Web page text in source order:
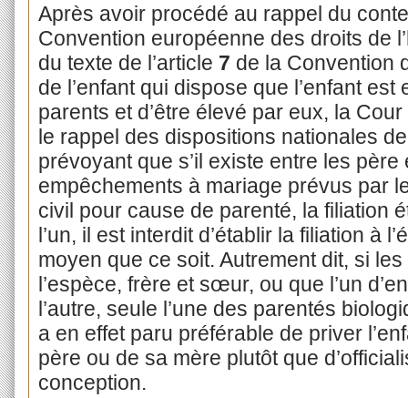
Après avoir procédé au rappel du
Convention européenne des droits de
du texte de l’article 7 de la Convention
de l’enfant qui dispose que l’enfant
parents et d’être élevé par eux, la
le rappel des dispositions nationales
prévoyant que s’il existe entre les père
empêchements à mariage prévus par
civil pour cause de parenté, la filiation
l’un, il est interdit d’établir la filiation à
moyen que ce soit. Autrement dit, si
l’espèce, frère et sœur, ou que l’un
l’autre, seule l’une des parentés
a en effet paru préférable de priver
père ou de sa mère plutôt que
conception.